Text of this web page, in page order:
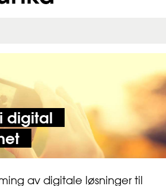
n
g
s
k
j
e
m
digital
av digitale løsninger til